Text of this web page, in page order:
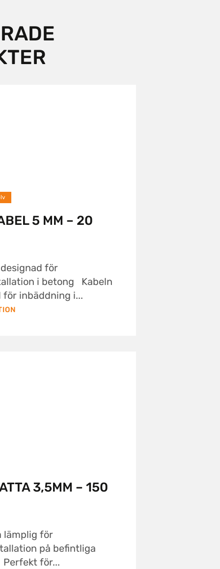
5 MM – 20
för
i betong Kabeln
inbäddning i...
3,5MM – 150
lämplig för
på befintliga
för...